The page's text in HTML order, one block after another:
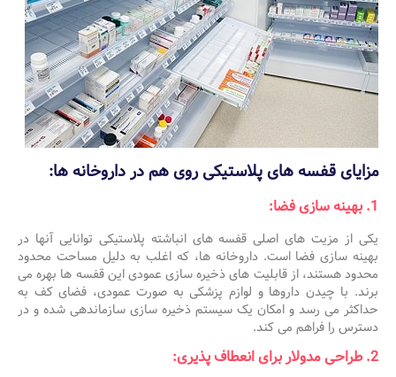
مزایای قفسه های پلاستیکی روی هم در داروخانه ها:
1. بهینه سازی فضا:
یکی از مزیت های اصلی قفسه های انباشته پلاستیکی توانایی آنها در
بهینه سازی فضا است. داروخانه ها، که اغلب به دلیل مساحت محدود
محدود هستند، از قابلیت های ذخیره سازی عمودی این قفسه ها بهره می
برند. با چیدن داروها و لوازم پزشکی به صورت عمودی، فضای کف به
حداکثر می رسد و امکان یک سیستم ذخیره سازی سازماندهی شده و در
دسترس را فراهم می کند.
2. طراحی مدولار برای انعطاف پذیری: